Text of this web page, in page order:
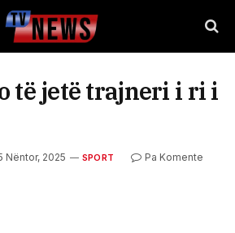
të jetë trajneri i ri i
Nëntor, 2025 SPORT
Pa Komente